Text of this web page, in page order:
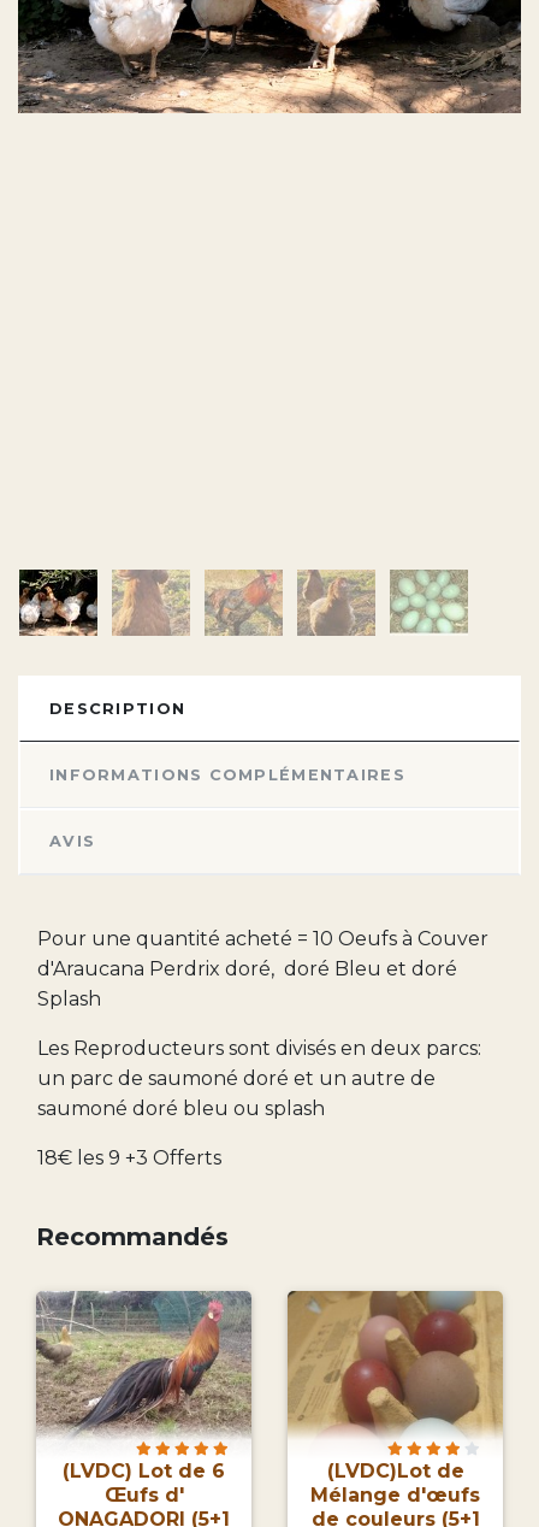
DESCRIPTION
INFORMATIONS COMPLÉMENTAIRES
AVIS
Pour une quantité acheté = 10 Oeufs à Couver
d'Araucana Perdrix doré, doré Bleu et doré
Splash
Les Reproducteurs sont divisés en deux parcs:
un parc de saumoné doré et un autre de
saumoné doré bleu ou splash
18€ les 9 +3 Offerts
Recommandés
(LVDC) Lot de 6
Œufs d'
ONAGADORI (5+1
(LVDC)Lot de
Mélange d'œufs
de couleurs (5+1